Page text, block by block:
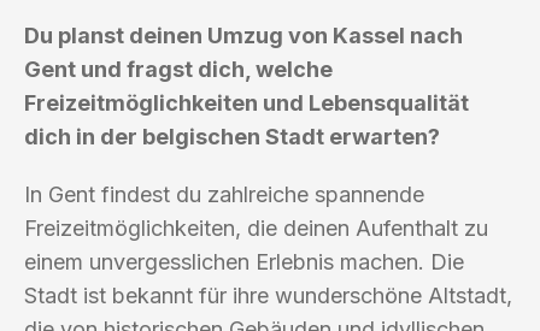
Du planst deinen Umzug von Kassel nach
Gent und fragst dich, welche
Freizeitmöglichkeiten und Lebensqualität
dich in der belgischen Stadt erwarten?
In Gent findest du zahlreiche spannende
Freizeitmöglichkeiten, die deinen Aufenthalt zu
einem unvergesslichen Erlebnis machen. Die
Stadt ist bekannt für ihre wunderschöne Altstadt,